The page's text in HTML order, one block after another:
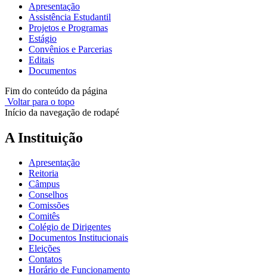
Apresentação
Assistência Estudantil
Projetos e Programas
Estágio
Convênios e Parcerias
Editais
Documentos
Fim do conteúdo da página
Voltar para o topo
Início da navegação de rodapé
A Instituição
Apresentação
Reitoria
Câmpus
Conselhos
Comissões
Comitês
Colégio de Dirigentes
Documentos Institucionais
Eleições
Contatos
Horário de Funcionamento